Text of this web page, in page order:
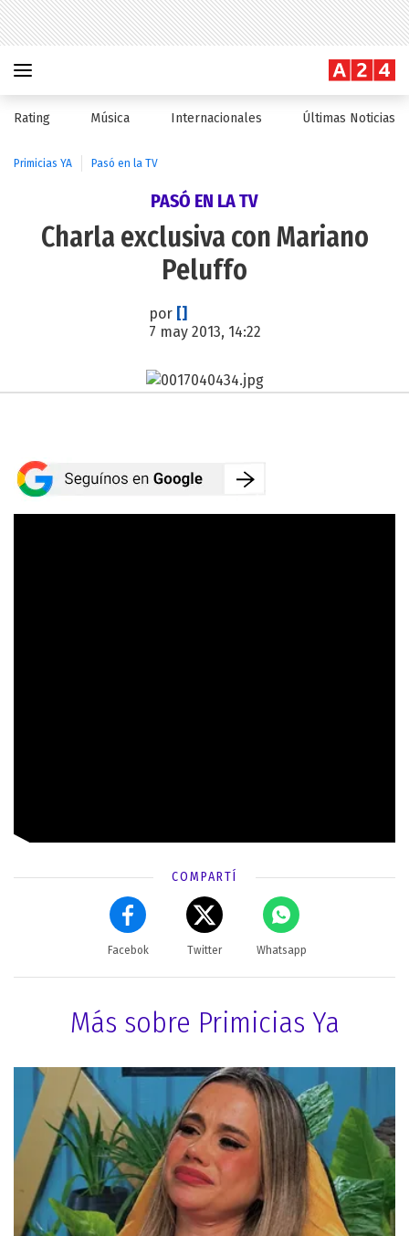
Rating Música Internacionales Últimas Noticias
Primicias YA Pasó en la TV
PASÓ EN LA TV
Charla exclusiva con Mariano
Peluffo
por []
7 may 2013, 14:22
COMPARTÍ
Facebok Twitter Whatsapp
Más sobre Primicias Ya